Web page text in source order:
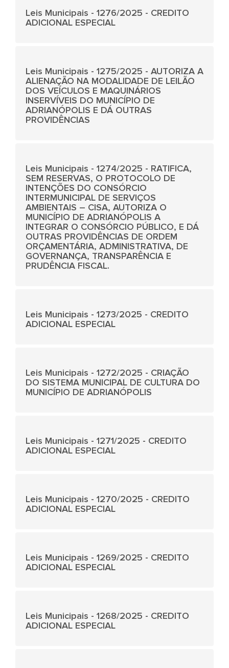
Leis Municipais - 1276/2025 - CREDITO
ADICIONAL ESPECIAL
Leis Municipais - 1275/2025 - AUTORIZA A
ALIENAÇÃO NA MODALIDADE DE LEILÃO
DOS VEÍCULOS E MAQUINÁRIOS
INSERVÍVEIS DO MUNICÍPIO DE
ADRIANÓPOLIS E DÁ OUTRAS
PROVIDÊNCIAS
Leis Municipais - 1274/2025 - RATIFICA,
SEM RESERVAS, O PROTOCOLO DE
INTENÇÕES DO CONSÓRCIO
INTERMUNICIPAL DE SERVIÇOS
AMBIENTAIS – CISA, AUTORIZA O
MUNICÍPIO DE ADRIANÓPOLIS A
INTEGRAR O CONSÓRCIO PÚBLICO, E DÁ
OUTRAS PROVIDÊNCIAS DE ORDEM
ORÇAMENTÁRIA, ADMINISTRATIVA, DE
GOVERNANÇA, TRANSPARÊNCIA E
PRUDÊNCIA FISCAL.
Leis Municipais - 1273/2025 - CREDITO
ADICIONAL ESPECIAL
Leis Municipais - 1272/2025 - CRIAÇÃO
DO SISTEMA MUNICIPAL DE CULTURA DO
MUNICÍPIO DE ADRIANÓPOLIS
Leis Municipais - 1271/2025 - CREDITO
ADICIONAL ESPECIAL
Leis Municipais - 1270/2025 - CREDITO
ADICIONAL ESPECIAL
Leis Municipais - 1269/2025 - CREDITO
ADICIONAL ESPECIAL
Leis Municipais - 1268/2025 - CREDITO
ADICIONAL ESPECIAL